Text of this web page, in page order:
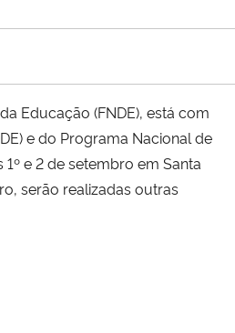
Educação (FNDE), está com
e do Programa Nacional de
e 2 de setembro em Santa
serão realizadas outras